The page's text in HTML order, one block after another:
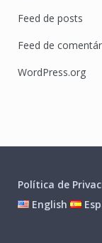
Feed de posts
Feed de
WordPress.org
Política de
English